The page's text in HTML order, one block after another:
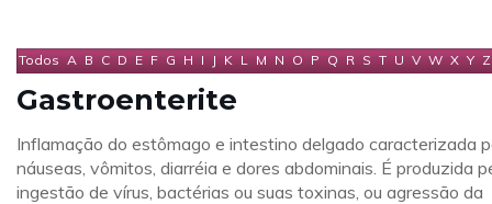
Todos A B C D E F G H I J K L M N O P Q R S T U V W X Y Z
Gastroenterite
Inflamação do estômago e intestino delgado caracterizada
náuseas, vômitos, diarréia e dores abdominais. É produzida
ingestão de vírus, bactérias ou suas toxinas, ou agressão da